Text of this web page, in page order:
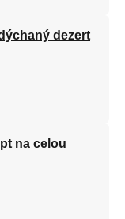
dezert
na celou